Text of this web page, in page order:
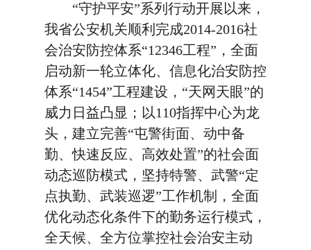
“守护平安”系列行动开展以来，
我省公安机关顺利完成2014-2016社
会治安防控体系“12346工程”，全面
启动新一轮立体化、信息化治安防控
体系“1454”工程建设，“天网天眼”的
威力日益凸显；以110指挥中心为龙
头，建立完善“屯警街面、动中备
勤、快速反应、高效处置”的社会面
动态巡防模式，坚持特警、武警“定
点执勤、武装巡逻”工作机制，全面
优化动态化条件下的勤务运行模式，
全天候、全方位掌控社会治安主动